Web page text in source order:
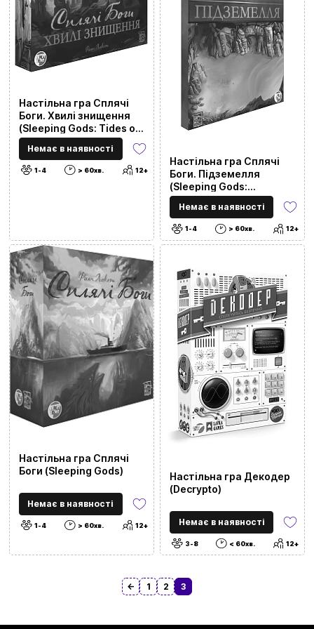
Настільна гра Сплячі
Боги. Хвилі знищення
(Sleeping Gods: Tides of
Ruin)
Немає в наявності
1-4 > 60хв. 12+
Настільна гра Сплячі
Боги. Підземелля
(Sleeping Gods:
Dungeons)
Немає в наявності
1-4 > 60хв. 12+
Настільна гра Сплячі
Боги (Sleeping Gods)
Немає в наявності
1-4 > 60хв. 12+
Настільна гра Декодер
(Decrypto)
Немає в наявності
3-8 < 60хв. 12+
← 1 2 3